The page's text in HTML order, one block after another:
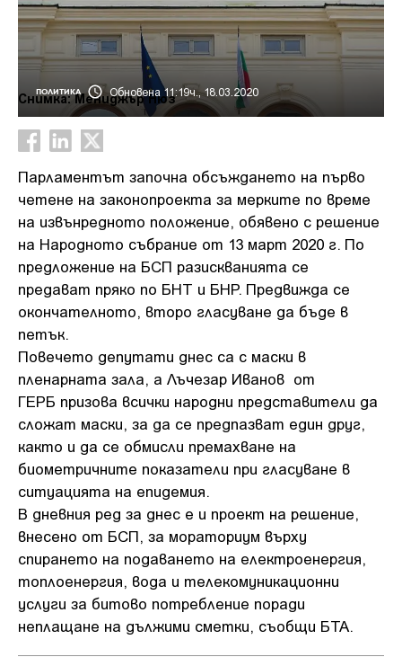
ПОЛИТИКА Обновена 11:19ч., 18.03.2020
Снимка: Мениджър Нюз
Парламентът започна обсъждането на първо
четене на законопроекта за мерките по време
на извънредното положение, обявено с решение
на Народното събрание от 13 март 2020 г. По
предложение на БСП разискванията се
предават пряко по БНТ и БНР. Предвижда се
окончателното, второ гласуване да бъде в
петък.
Повечето депутати днес са с маски в
пленарната зала, а Лъчезар Иванов от
ГЕРБ призова всички народни представители да
сложат маски, за да се предпазват един друг,
както и да се обмисли премахване на
биометричните показатели при гласуване в
ситуацията на епидемия.
В дневния ред за днес е и проект на решение,
внесено от БСП, за мораториум върху
спирането на подаването на електроенергия,
топлоенергия, вода и телекомуникационни
услуги за битово потребление поради
неплащане на дължими сметки, съобщи БТА.